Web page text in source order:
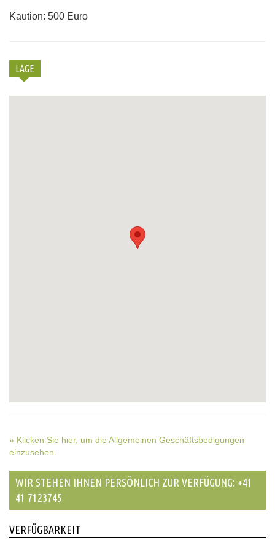
Kaution: 500 Euro
LAGE
» Klicken Sie hier, um die Allgemeinen Geschäftsbedigungen
einzusehen.
WIR STEHEN IHNEN PERSÖNLICH ZUR VERFÜGUNG: +41
41 7123745
VERFÜGBARKEIT